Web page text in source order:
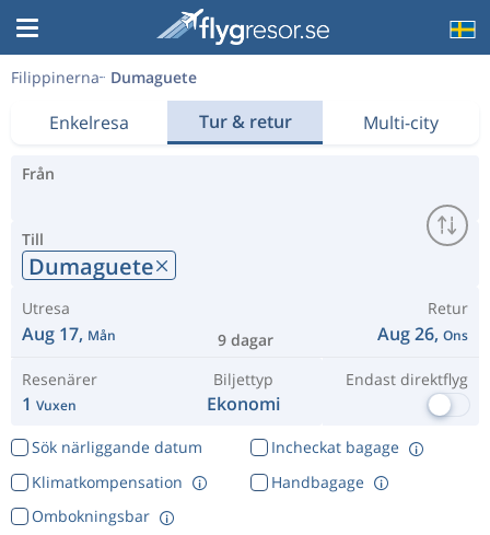
Filippinerna Dumaguete
Enkelresa Tur & retur Multi-city
Från
Till
Dumaguete
Utresa
Aug 17, Mån 9 dagar
Retur
Aug 26, Ons
Resenärer
1 Vuxen
Biljettyp
Ekonomi
Endast direktflyg
Sök närliggande datum
Incheckat bagage
Klimatkompensation
Ombokningsbar
Handbagage